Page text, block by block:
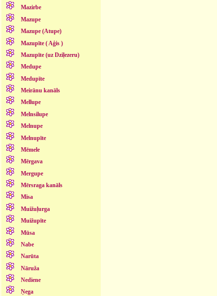
Mazirbe
Mazupe
Mazupe (Atupe)
Mazupīte ( Aģis )
Mazupīte (uz Dziļezeru)
Medupe
Medupīte
Meirānu kanāls
Mellupe
Melnsilupe
Melnupe
Melnupīte
Mēmele
Mērgava
Mergupe
Mērsraga kanāls
Misa
Muižuļurga
Muižupīte
Mūsa
Nabe
Narūta
Nāruža
Nediene
Ņega